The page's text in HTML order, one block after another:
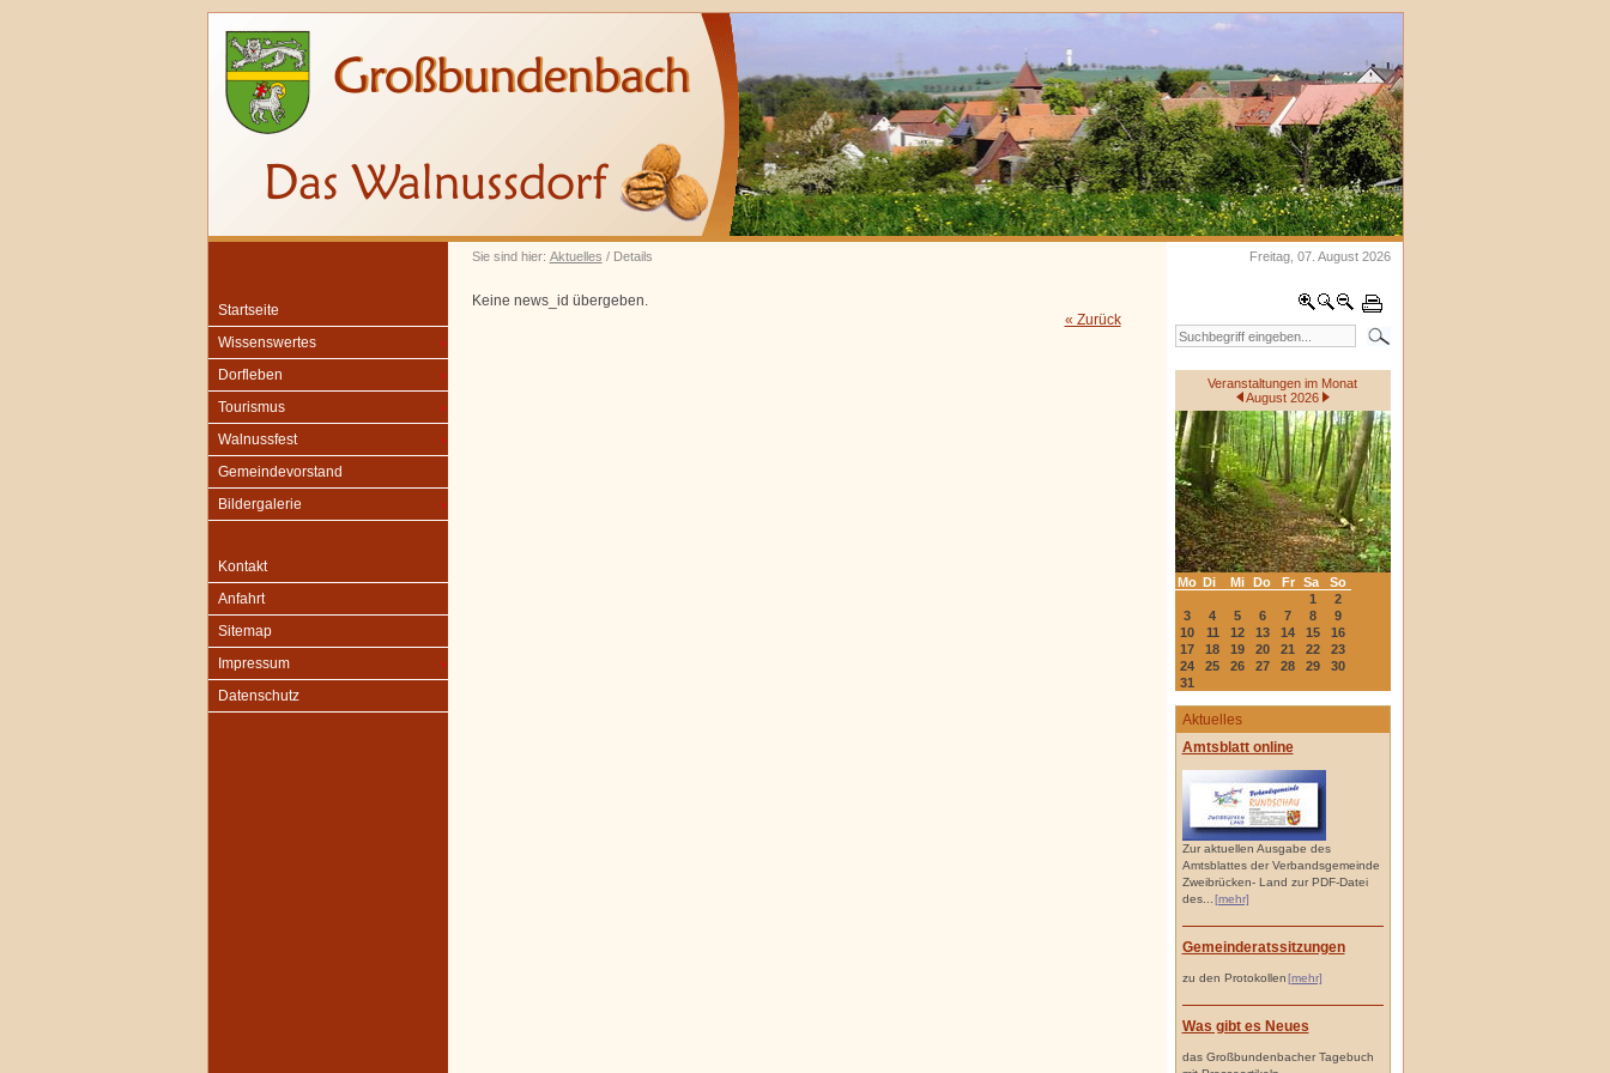
Sie sind hier: Aktuelles / Details Freitag, 07. August 2026
Startseite
Wissenswertes
Dorfleben
Tourismus
Walnussfest
Gemeindevorstand
Bildergalerie
Kontakt
Anfahrt
Sitemap
Impressum
Datenschutz
Veranstaltungen im Monat
August 2026
Mo Di Mi Do Fr Sa
So
1
2
3
4 5 6 7 8
9
10
11 12 13 14 15
16
17
18 19 20 21 22
23
24
25 26 27 28 29
30
31
Aktuelles
Amtsblatt online
Zur aktuellen Ausgabe des
Amtsblattes der Verbandsgemeinde
Zweibrücken- Land zur PDF-Datei
des...
[mehr]
Gemeinderatssitzungen
zu den Protokollen[mehr]
Was gibt es Neues
das Großbundenbacher Tagebuch
Keine news_id übergeben.
« Zurück